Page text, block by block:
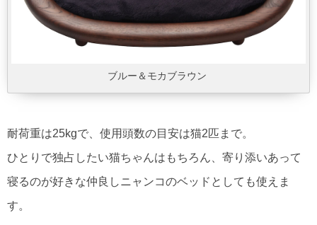
ブルー＆モカブラウン
耐荷重は25kgで、使用頭数の目安は猫2匹まで。
ひとりで独占したい猫ちゃんはもちろん、寄り添いあって
寝るのが好きな仲良しニャンコのベッドとしても使えま
す。